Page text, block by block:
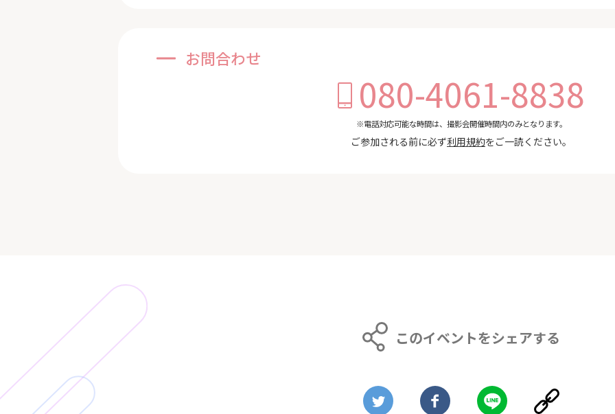
お問合わせ
080-4061-8838
※電話対応可能な時間は、撮影会開催時間内のみとなります。
ご参加される前に必ず利用規約をご一読ください。
このイベントをシェアする